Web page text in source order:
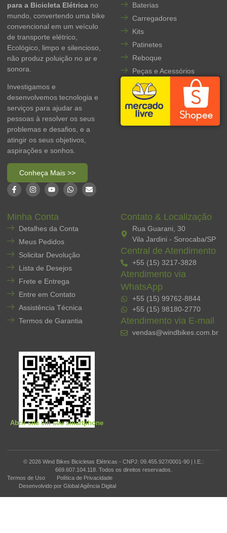
para a Bicicleta Elétrica no
mundo, convertendo uma bike
convencional em um veículo
de transporte elétrico,
Ecológico, limpo e silencioso,
não produz poluição no ar e
sonora.
Investigamos e
desenvolvemos tecnologia e
serviços para ajudar as
pessoas à resolver os seus
problemas e desafios, e a
atingir os seus objetivos,
aspirações e sonhos.
Conheça Mais >>
Baterias
Carregadores
Kits
Patinetes
Reboque
Peças e Acessórios
Minha Conta
Detalhes da Conta
Meus Pedidos
Solicitar Devolução
Lista de Desejos
Frete e Entrega
Entre em Contato
Assistência Técnica
Termos de Garantia
Abrir site em seu smartphone
Contato & Localização
Rua Guarani, 30
Vila Jardini - Sorocaba/SP
Central de Atendimento
+55 (15) 3217-3828
Atendimento via
WhatsApp
+55 (15) 99762-8844
+55 (15) 98180-2770
Atendimento via E-mail
vendas@windbikes.com.br
© 2026 Wind Bikes Bicicletas Elétricas - CNPJ: 09.455.927/0001-90 | I.E.:
669.607.104.118. Todos os direitos reservados.
Termos de Uso
Política de Privacidade
Desenvolvido por Global Agência Digital